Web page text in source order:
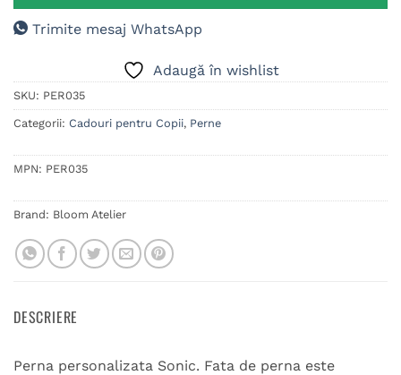
Trimite mesaj WhatsApp
Adaugă în wishlist
SKU: PER035
Categorii: Cadouri pentru Copii, Perne
MPN: PER035
Brand: Bloom Atelier
DESCRIERE
Perna personalizata Sonic. Fata de perna este